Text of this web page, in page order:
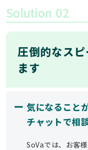
Solution 02
圧倒的なス
ます
ー 気になること
チャットで相
SoVaでは、お客